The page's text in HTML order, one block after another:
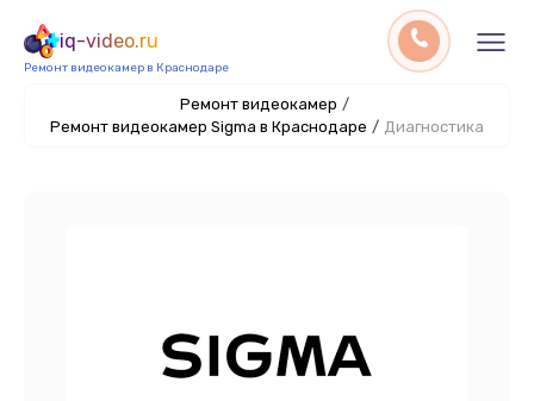
iq-video.ru
Ремонт видеокамер в Краснодаре
Ремонт видеокамер /
Ремонт видеокамер Sigma в Краснодаре / Диагностика